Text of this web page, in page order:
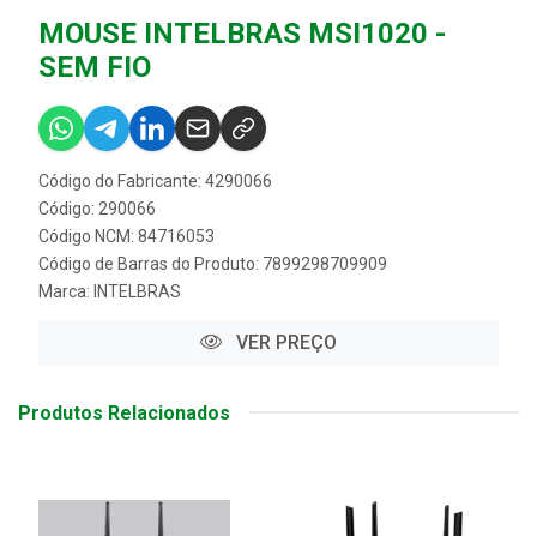
MOUSE INTELBRAS MSI1020 -
SEM FIO
Código do Fabricante: 4290066
Código: 290066
Código NCM: 84716053
Código de Barras do Produto: 7899298709909
Marca: INTELBRAS
VER PREÇO
Produtos Relacionados